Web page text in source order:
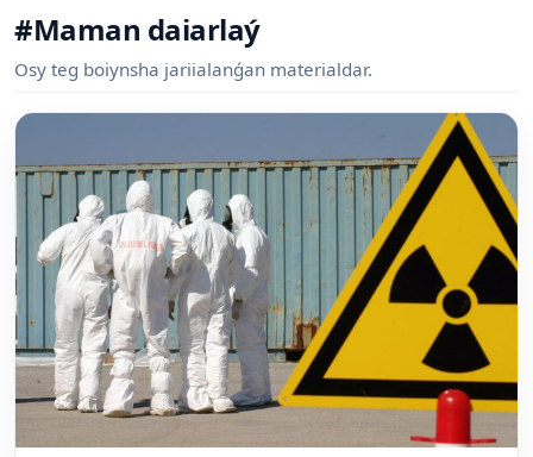
#Maman daiarlaý
Osy teg boiynsha jariialanǵan materialdar.